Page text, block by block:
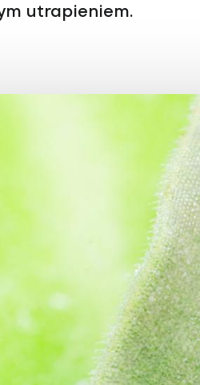
Choroby jelit
utrapieniem.